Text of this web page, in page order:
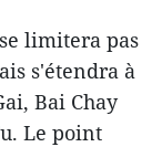
limitera pas
s'étendra à
Bai Chay
Le point